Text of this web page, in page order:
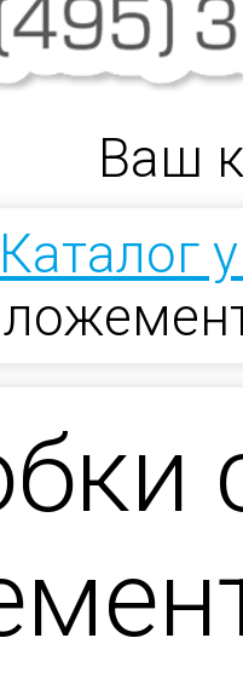
Ваш
Каталог